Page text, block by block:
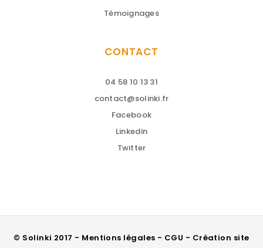
Témoignages
CONTACT
04 58 10 13 31
contact@solinki.fr
Facebook
Linkedin
Twitter
© Solinki 2017 - Mentions légales - CGU - Création site